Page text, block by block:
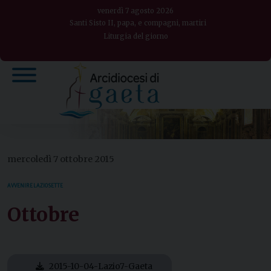
venerdì 7 agosto 2026
Santi Sisto II, papa, e compagni, martiri
Liturgia del giorno
mercoledì 7 ottobre 2015
AVVENIRE LAZIO SETTE
Ottobre
2015-10-04-Lazio7-Gaeta